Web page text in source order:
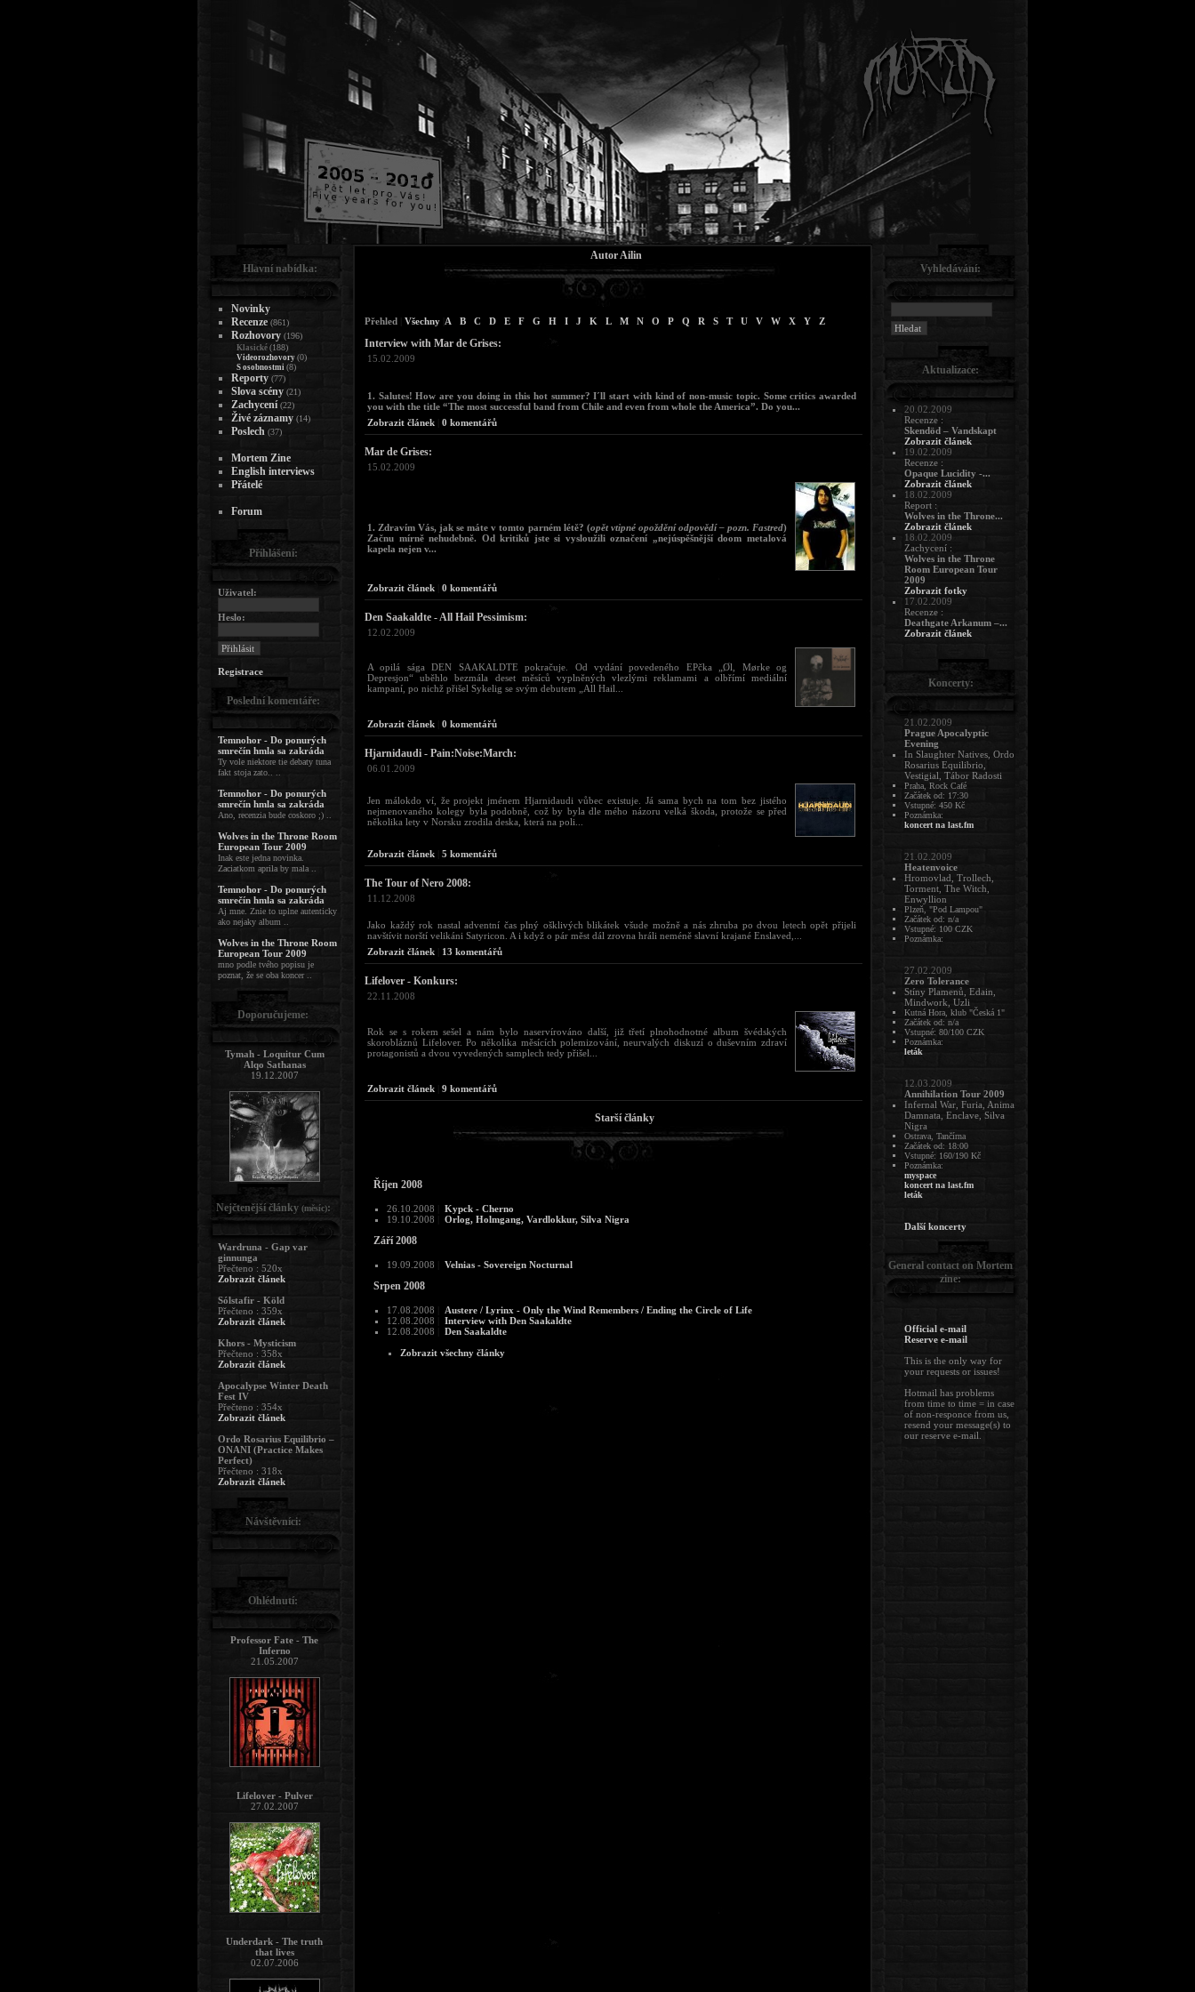
Autor Ailin
Přehled Všechny A B C D E F G H I J K L M N O P Q R S T U V W X Y Z
Interview with Mar de Grises:
15.02.2009
1. Salutes! How are you doing in this hot summer? I´ll start with kind of non-music topic. Some critics awarded
you with the title “The most successful band from Chile and even from whole the America”. Do you...
Zobrazit článek
0 komentářů
Mar de Grises:
15.02.2009
1. Zdravím Vás, jak se máte v tomto parném létě? (opět vtipné opoždění odpovědí – pozn. Fastred)
Začnu mírně nehudebně. Od kritiků jste si vysloužili označení „nejúspěšnější doom metalová
kapela nejen v...
Zobrazit článek 0 komentářů
Den Saakaldte - All Hail Pessimism:
12.02.2009
A opilá sága DEN SAAKALDTE pokračuje. Od vydání povedeného EPčka „Øl, Mørke og
Depresjon“ uběhlo bezmála deset měsíců vyplněných vlezlými reklamami a olbřímí mediální
kampaní, po nichž přišel Sykelig se svým debutem „All Hail...
Zobrazit článek 0 komentářů
Hjarnidaudi - Pain:Noise:March:
06.01.2009
Jen málokdo ví, že projekt jménem Hjarnidaudi vůbec existuje. Já sama bych na tom bez jistého
nejmenovaného kolegy byla podobně, což by byla dle mého názoru velká škoda, protože se před
několika lety v Norsku zrodila deska, která na poli...
Zobrazit článek 5 komentářů
The Tour of Nero 2008:
11.12.2008
Jako každý rok nastal adventní čas plný ošklivých blikátek všude možně a nás zhruba po dvou letech opět přijeli
navštívit norští velikáni Satyricon. A i když o pár měst dál zrovna hráli neméně slavní krajané Enslaved,...
Zobrazit článek
13 komentářů
Lifelover - Konkurs:
22.11.2008
Rok se s rokem sešel a nám bylo naservírováno další, již třetí plnohodnotné album švédských
skorobláznů Lifelover. Po několika měsících polemizování, neurvalých diskuzí o duševním zdraví
protagonistů a dvou vyvedených samplech tedy přišel...
Zobrazit článek 9 komentářů
Starší články
Říjen 2008
26.10.2008
Kypck - Cherno
19.10.2008
Orlog, Holmgang, Vardlokkur, Silva Nigra
Září 2008
19.09.2008 Velnias - Sovereign Nocturnal
Srpen 2008
17.08.2008
Austere / Lyrinx - Only the Wind Remembers / Ending the Circle of Life
12.08.2008
Interview with Den Saakaldte
12.08.2008
Den Saakaldte
Zobrazit všechny články
Hlavní nabídka:
Novinky
Recenze (861)
Rozhovory (196)
Klasické (188)
Videorozhovory (0)
S osobnostmi (8)
Reporty (77)
Slova scény (21)
Zachycení (22)
Živé záznamy (14)
Poslech (37)
Mortem Zine
English interviews
Přátelé
Forum
Přihlášení:
Uživatel:
Heslo:
Registrace
Poslední komentáře:
Temnohor - Do ponurých
smrečín hmla sa zakráda
Ty vole niektore tie debaty tuna
fakt stoja zato.. ..
Temnohor - Do ponurých
smrečín hmla sa zakráda
Ano, recenzia bude coskoro ;) ..
Wolves in the Throne Room
European Tour 2009
Inak este jedna novinka.
Zaciatkom aprila by mala ..
Temnohor - Do ponurých
smrečín hmla sa zakráda
Aj mne. Znie to uplne autenticky
ako nejaky album ..
Wolves in the Throne Room
European Tour 2009
mno podle tvého popisu je
poznat, že se oba koncer ..
Doporučujeme:
Tymah - Loquitur Cum
Alqo Sathanas
19.12.2007
Nejčtenější články (měsíc):
Wardruna - Gap var
ginnunga
Přečteno : 520x
Zobrazit článek
Sólstafir - Köld
Přečteno : 359x
Zobrazit článek
Khors - Mysticism
Přečteno : 358x
Zobrazit článek
Apocalypse Winter Death
Fest IV
Přečteno : 354x
Zobrazit článek
Ordo Rosarius Equilibrio –
ONANI (Practice Makes
Perfect)
Přečteno : 318x
Zobrazit článek
Návštěvníci:
Ohlédnutí:
Professor Fate - The
Inferno
21.05.2007
Lifelover - Pulver
27.02.2007
Underdark - The truth
that lives
02.07.2006
Vyhledávání:
Aktualizace:
20.02.2009
Recenze :
Skendöd – Vandskapt
Zobrazit článek
19.02.2009
Recenze :
Opaque Lucidity -...
Zobrazit článek
18.02.2009
Report :
Wolves in the Throne...
Zobrazit článek
18.02.2009
Zachycení :
Wolves in the Throne
Room European Tour
2009
Zobrazit fotky
17.02.2009
Recenze :
Deathgate Arkanum –...
Zobrazit článek
Koncerty:
21.02.2009
Prague Apocalyptic
Evening
In Slaughter Natives, Ordo
Rosarius Equilibrio,
Vestigial, Tábor Radosti
Praha, Rock Café
Začátek od: 17:30
Vstupné: 450 Kč
Poznámka:
koncert na last.fm
21.02.2009
Heatenvoice
Hromovlad, Trollech,
Torment, The Witch,
Enwyllion
Plzeň, "Pod Lampou"
Začátek od: n/a
Vstupné: 100 CZK
Poznámka:
27.02.2009
Zero Tolerance
Stíny Plamenů, Edain,
Mindwork, Uzli
Kutná Hora, klub "Česká 1"
Začátek od: n/a
Vstupné: 80/100 CZK
Poznámka:
leták
12.03.2009
Annihilation Tour 2009
Infernal War, Furia, Anima
Damnata, Enclave, Silva
Nigra
Ostrava, Tančírna
Začátek od: 18:00
Vstupné: 160/190 Kč
Poznámka:
myspace
koncert na last.fm
leták
Další koncerty
General contact on Mortem
zine:
Official e-mail
Reserve e-mail
This is the only way for
your requests or issues!
Hotmail has problems
from time to time = in case
of non-responce from us,
resend your message(s) to
our reserve e-mail.